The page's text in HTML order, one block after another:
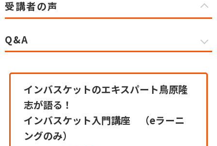
受講者の声
Q&A
インバスケットのエキスパート鳥原隆
志が語る！
インバスケット入門講座 （eラーニ
ングのみ）